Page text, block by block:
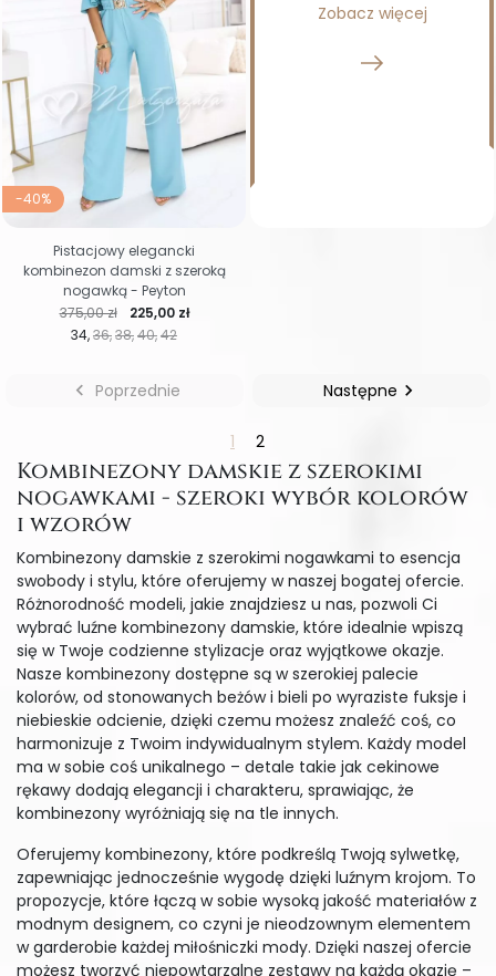
-40%
34 36 38 40 42
Cena regularna
375,00 zł Cena
225,00 zł
Pistacjowy elegancki
kombinezon damski z szeroką
nogawką - Peyton
Zobacz więcej
 Poprzednie
1 2
Następne 
Kombinezony damskie z szerokimi
nogawkami - szeroki wybór kolorów
i wzorów
Kombinezony damskie z szerokimi nogawkami to esencja
swobody i stylu, które oferujemy w naszej bogatej ofercie.
Różnorodność modeli, jakie znajdziesz u nas, pozwoli Ci
wybrać luźne kombinezony damskie, które idealnie wpiszą
się w Twoje codzienne stylizacje oraz wyjątkowe okazje.
Nasze kombinezony dostępne są w szerokiej palecie
kolorów, od stonowanych beżów i bieli po wyraziste fuksje i
niebieskie odcienie, dzięki czemu możesz znaleźć coś, co
harmonizuje z Twoim indywidualnym stylem. Każdy model
ma w sobie coś unikalnego – detale takie jak cekinowe
rękawy dodają elegancji i charakteru, sprawiając, że
kombinezony wyróżniają się na tle innych.
Oferujemy kombinezony, które podkreślą Twoją sylwetkę,
zapewniając jednocześnie wygodę dzięki luźnym krojom. To
propozycje, które łączą w sobie wysoką jakość materiałów z
modnym designem, co czyni je nieodzownym elementem
w garderobie każdej miłośniczki mody. Dzięki naszej ofercie
możesz tworzyć niepowtarzalne zestawy na każdą okazję –